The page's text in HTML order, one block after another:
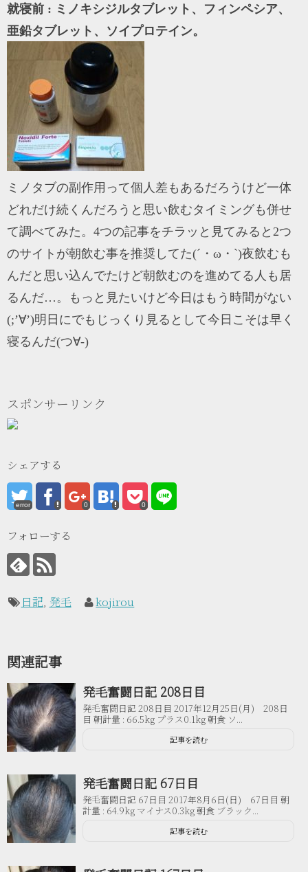
就寝前 : ミノキシジルタブレット、フィンペシア、
亜鉛タブレット、ソイプロテイン。
ミノタブの副作用って個人差もあるだろうけど一体
どれだけ続くんだろうと思い飲むタイミングも併せ
て調べてみた。4つの記事をチラッと見てみると2つ
のサイトが朝飲む事を推奨してた(´・ω・`)夜飲むも
んだと思い込んでたけど朝飲むのを進めてる人も居
るんだ…。もっと見たいけど今日はもう時間がない
(;’∀’)明日にでもじっくり見るとして今日こそは早く
寝るんだ(つ∀-)
スポンサーリンク
シェアする
error 0 0
フォローする
日記, 発毛 kojirou
関連記事
発毛奮闘日記 208日目
発毛奮闘日記 208日目 2017年12月25日(月) 208日
目 朝計量 : 66.5kg プラス0.1kg 朝食 ソ...
記事を読む
発毛奮闘日記 67日目
発毛奮闘日記 67日目 2017年8月6日(日) 67日目 朝
計量 : 64.9kg マイナス0.3kg 朝食 ブラック...
記事を読む